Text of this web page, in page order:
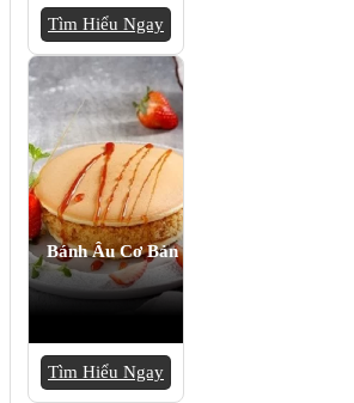
Tìm Hiểu Ngay
Bánh Âu Cơ Bản
Tìm Hiểu Ngay